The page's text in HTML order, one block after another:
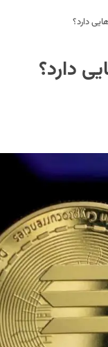
دارد؟
دارد؟